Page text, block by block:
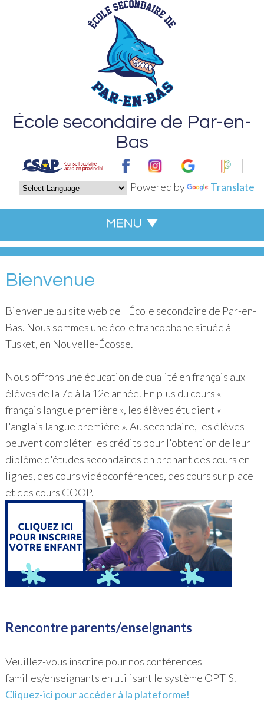
Powered by Translate
École secondaire de Par-en-
Bas
Bienvenue
Bienvenue au site web de l'École secondaire de Par-en-
Bas. Nous sommes une école francophone située à
Tusket, en Nouvelle-Écosse.
Nous offrons une éducation de qualité en français aux
élèves de la 7e à la 12e année. En plus du cours «
français langue première », les élèves étudient «
l'anglais langue première ». Au secondaire, les élèves
peuvent compléter les crédits pour l'obtention de leur
diplôme d'études secondaires en prenant des cours en
lignes, des cours vidéoconférences, des cours sur place
et des cours COOP.
Rencontre parents/enseignants
Veuillez-vous inscrire pour nos conférences
familles/enseignants en utilisant le système OPTIS.
Cliquez-ici pour accéder à la plateforme!